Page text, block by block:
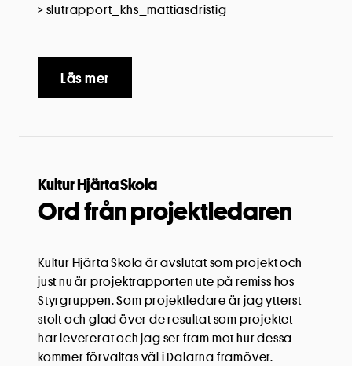
> slutrapport_khs_mattiasdristig
Läs mer
Kultur Hjärta Skola
Ord från projektledaren
Kultur Hjärta Skola är avslutat som projekt och
just nu är projektrapporten ute på remiss hos
Styrgruppen. Som projektledare är jag ytterst
stolt och glad över de resultat som projektet
har levererat och jag ser fram mot hur dessa
kommer förvaltas väl i Dalarna framöver.